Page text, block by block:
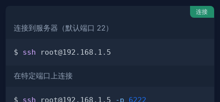
连接
连接到服务器（默认端口 22）
$ ssh
在特定端口上连接
$ ssh root@192.168.1.5 -p 6222